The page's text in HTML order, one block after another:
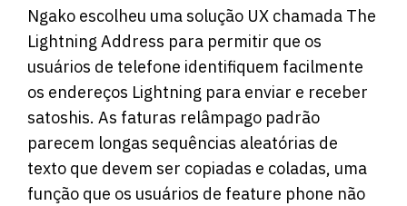
Ngako escolheu uma solução UX chamada The
Lightning Address para permitir que os
usuários de telefone identifiquem facilmente
os endereços Lightning para enviar e receber
satoshis. As faturas relâmpago padrão
parecem longas sequências aleatórias de
texto que devem ser copiadas e coladas, uma
função que os usuários de feature phone não